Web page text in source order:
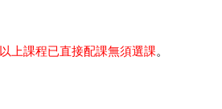
以上課程已直接配課無須選課。